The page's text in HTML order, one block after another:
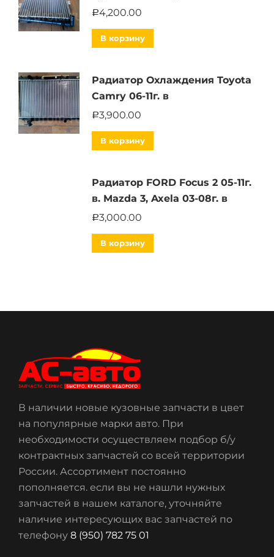
Р4,200.00
В корзину
Радиатор Охлаждения Toyota
Camry 06-11г. в
Р3,900.00
В корзину
Радиатор FORD Focus 2 05-11г.
в. Mazda 3, Axela 03-08г. в
Р3,000.00
В корзину
В наличии новые кузовные запчасти в цвет
на популярные марки авто. При
необходимости осуществляем подбор б/у
контрактных запчастей со всей территории
России. Ассортимент постоянно
пополняется. если вы не нашли нужных
запчастей в нашем каталоге, уточняйте
наличие интересующих вас запчастей по
телефону 8 (950) 782 75 01